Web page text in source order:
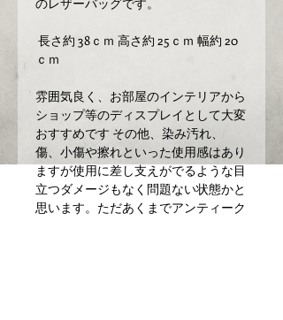
ｃｍ
雰囲気良く、お部屋のインテリアから
ショップ等のディスプレイとして大変
おすすめです その他、染み汚れ、
傷、小傷や擦れといった使用感はあり
ますが使用に差し支えがでるような目
立つダメージもなく問題ない状態かと
思います。ただあくまでアンティーク